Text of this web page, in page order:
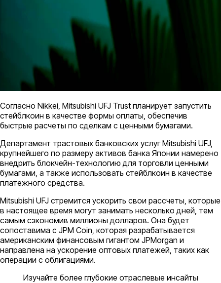
Согласно Nikkei, Mitsubishi UFJ Trust планирует запустить
стейблкоин в качестве формы оплаты, обеспечив
быстрые расчеты по сделкам с ценными бумагами.
Департамент трастовых банковских услуг Mitsubishi UFJ,
крупнейшего по размеру активов банка Японии намерено
внедрить блокчейн-технологию для торговли ценными
бумагами, а также использовать стейблкоин в качестве
платежного средства.
Mitsubishi UFJ стремится ускорить свои рассчеты, которые
в настоящее время могут занимать несколько дней, тем
самым сэкономив миллионы долларов. Она будет
сопоставима с JPM Coin, которая разрабатывается
американским финансовым гигантом JPMorgan и
направлена ​​на ускорение оптовых платежей, таких как
операции с облигациями.
Изучайте более глубокие отраслевые инсайты